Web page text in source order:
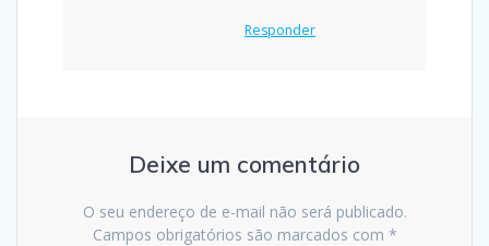
Responder
Deixe um comentário
O seu endereço de e-mail não será publicado.
Campos obrigatórios são marcados com *